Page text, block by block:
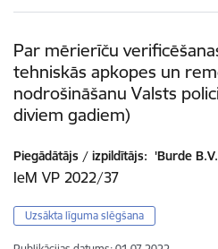
Par mērierīču
tehniskās apkopes un
nodrošināšanu Valsts
diviem gadiem)
Piegādātājs / izpildītājs: 'Burde
IeM VP 2022/37
Uzsākta līguma slēgšana